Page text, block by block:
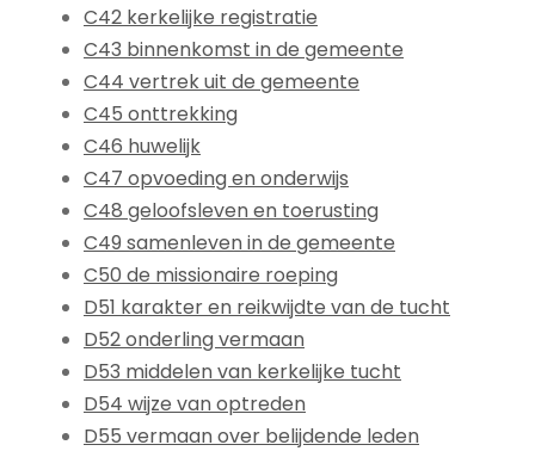
C42 kerkelijke registratie
C43 binnenkomst in de gemeente
C44 vertrek uit de gemeente
C45 onttrekking
C46 huwelijk
C47 opvoeding en onderwijs
C48 geloofsleven en toerusting
C49 samenleven in de gemeente
C50 de missionaire roeping
D51 karakter en reikwijdte van de tucht
D52 onderling vermaan
D53 middelen van kerkelijke tucht
D54 wijze van optreden
D55 vermaan over belijdende leden